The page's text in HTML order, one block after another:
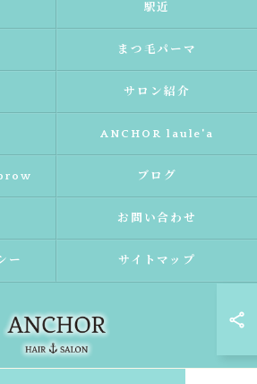
駅近
まつ毛パーマ
サロン紹介
ANCHOR laule'a
ブログ
お問い合わせ
ー サイトマップ